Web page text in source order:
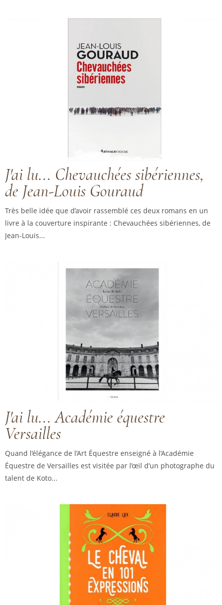
J'ai lu... Chevauchées sibériennes,
de Jean-Louis Gouraud
Très belle idée que d’avoir rassemblé ces deux romans en un
livre à la couverture inspirante : Chevauchées sibériennes, de
Jean-Louis...
J'ai lu... Académie équestre
Versailles
Quand l’élégance de l’Art Équestre enseigné à l’Académie
Équestre de Versailles est visitée par l’œil d’un photographe du
talent de Koto...